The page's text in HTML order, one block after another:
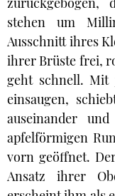
stehen um
Ausschnitt ihres
ihrer Brüste frei,
geht schnell. Mit
einsaugen,
auseinander
apfelförmigen
vorn geöffnet.
Ansatz ihrer